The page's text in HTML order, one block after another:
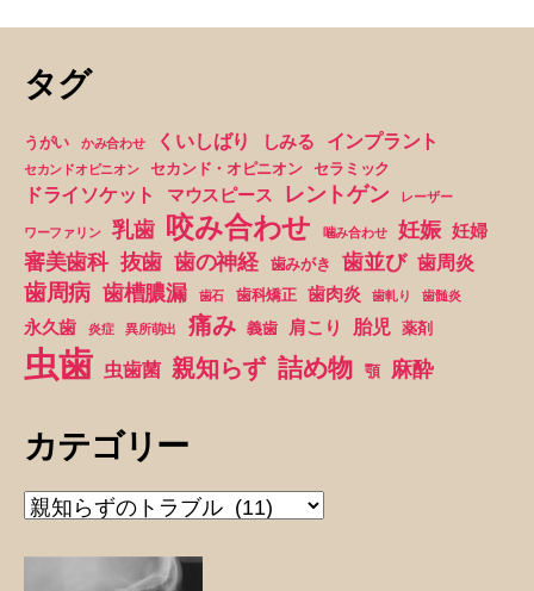
い
う
が
よ
い
で
す
か”
の
ペ
ー
ジ
送
り
タグ
うがい かみ合わせ くいしばり しみる インプラント
セカンドオピニオン セカンド・オピニオン セラミック
ドライソケット マウスピース レントゲン レーザー
ワーファリン 乳歯 咬み合わせ 噛み合わせ 妊娠 妊婦
審美歯科 抜歯 歯の神経 歯みがき 歯並び 歯周炎
歯周病 歯槽膿漏 歯石 歯科矯正 歯肉炎 歯軋り 歯髄炎
永久歯 炎症 異所萌出 痛み 義歯 肩こり 胎児 薬剤
虫歯 虫歯菌 親知らず 詰め物 顎 麻酔
カテゴリー
カ
テ